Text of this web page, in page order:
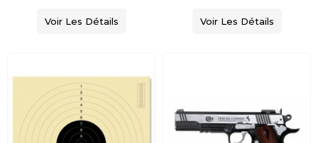
Voir Les Détails Voir Les Détails